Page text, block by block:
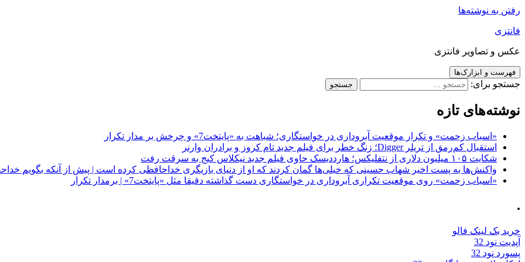
رفتن به نوشته‌ها
فانتزی
عکس و تصاویر فانتزی
فهرست و ابزارک‌ها
جستجو برای:
نوشته‌های تازه
«اسباب زحمت» و تکرار موقعیت آبروداری در خواستگاری؛ شباهت به «پایتخت7» و چرخش بر مدار تکرار
استقبال کم‌رمق از تریلر Digger؛ زنگ خطر برای فیلم جدید تام کروز و برادران وارنر
شکایت ۱۰۵ میلیون دلاری از نتفلیکس؛ هارددیسک حاوی فیلم جدید نیکلاس کیج به سرقت رفت
واکنش‌ها به پست اخیر شهاب حسینی که خیلی‌ها گمان کردند که او از دنیای بازیگری خداحافظی کرده است | پیش از آنکه بگویم
«اسباب زحمت» روی موقعیت تکراری آبروداری در خواستگاری دست گذاشته دقیقا مثل «پایتخت7» | برمدار تکرار
.
خرید بک لینک فالو
آپدیت نود 32
پسورد نود 32